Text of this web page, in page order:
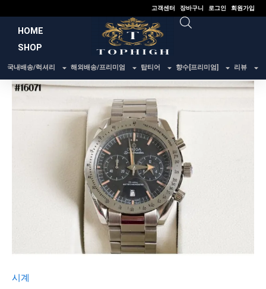
건
너
고객센터 장바구니 로그인 회원가입
HOME
SHOP
국내배송/럭셔리 해외배송/프리미엄 탑티어 향수[프리미엄] 리뷰
시계